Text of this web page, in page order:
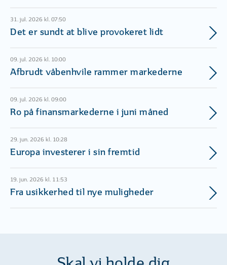
31. jul. 2026 kl. 07:50
Det er sundt at blive provokeret lidt
09. jul. 2026 kl. 10:00
Afbrudt våbenhvile rammer markederne
09. jul. 2026 kl. 09:00
Ro på finansmarkederne i juni måned
29. jun. 2026 kl. 10:28
Europa investerer i sin fremtid
19. jun. 2026 kl. 11:53
Fra usikkerhed til nye muligheder